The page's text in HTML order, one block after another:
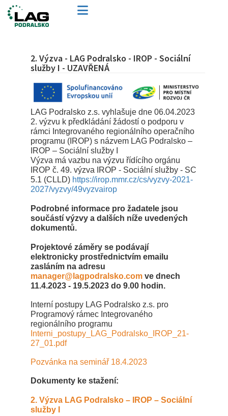
2. Výzva - LAG Podralsko - IROP - Sociální
služby I - UZAVŘENÁ
LAG Podralsko z.s. vyhlašuje dne 06.04.2023
2. výzvu k předkládání žádostí o podporu v
rámci Integrovaného regionálního operačního
programu (IROP) s názvem LAG Podralsko –
IROP – Sociální služby I
Výzva má vazbu na výzvu řídícího orgánu
IROP č. 49. výzva IROP - Sociální služby - SC
5.1 (CLLD) https://irop.mmr.cz/cs/vyzvy-2021-
2027/vyzvy/49vyzvairop
Podrobné informace pro žadatele jsou
součástí výzvy a dalších níže uvedených
dokumentů.
Projektové záměry se podávají
elektronicky prostřednictvím emailu
zasláním na adresu
manager@lagpodralsko.comve dnech
11.4.2023 - 19.5.2023 do 9.00 hodin.
Interní postupy LAG Podralsko z.s. pro
Programový rámec Integrovaného
regionálního programu
Interni_postupy_LAG_Podralsko_IROP_21-
27_01.pdf
Pozvánka na seminář 18.4.2023
Dokumenty ke stažení:
2. Výzva LAG Podralsko – IROP – Sociální
služby I